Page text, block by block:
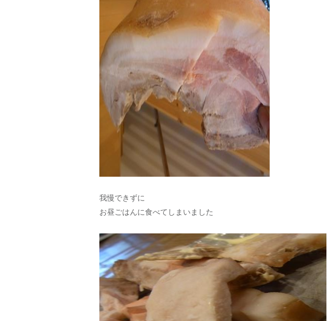
我慢できずに
お昼ごはんに食べてしまいました